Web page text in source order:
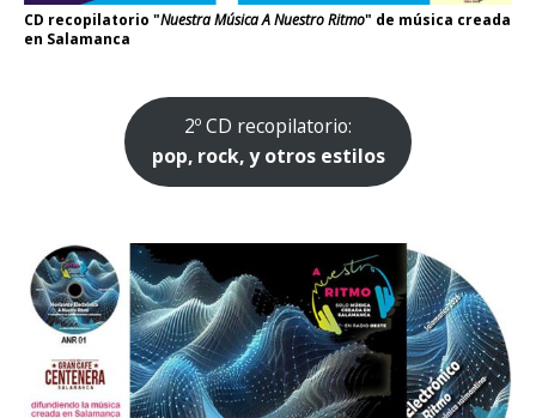
CD recopilatorio "Nuestra Música A Nuestro Ritmo" de música creada
en Salamanca
2º CD recopilatorio:
pop, rock, y otros estilos